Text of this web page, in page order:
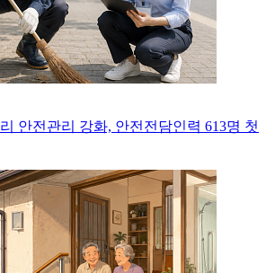
안전관리 강화, 안전전담인력 613명 첫